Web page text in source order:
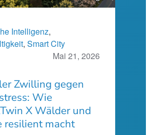
Intelligenz
, Smart City
Mai 21, 2026
Zwilling gegen
Wie
X Wälder und
resilient macht